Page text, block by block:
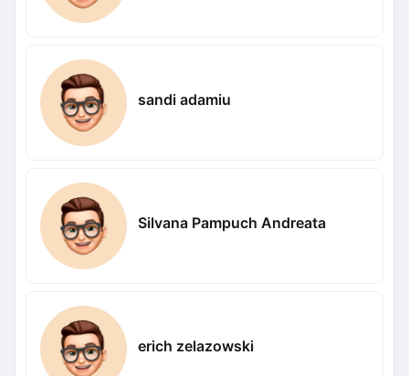
sandi adamiu
Silvana Pampuch Andreata
erich zelazowski